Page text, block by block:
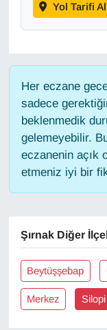
Yol Tarifi Al
Her eczane
sadece
beklenmedik
gelemeyebilir.
eczanenin açık
etmeniz iyi bir
Şırnak Diğer
Beytüşşebap
Merkez Silopi
GENEL
Haber
HABERDE
Kim